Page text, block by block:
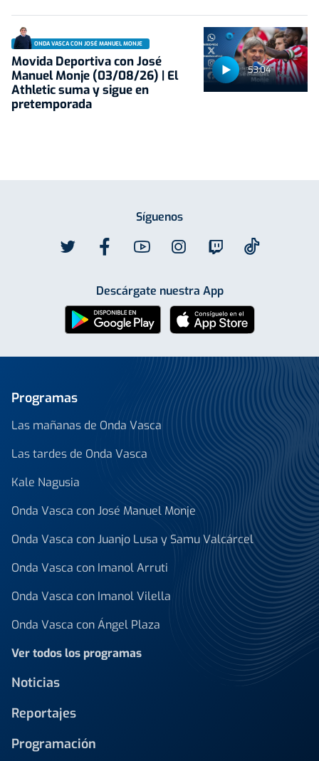
53:04
ONDA VASCA CON JOSÉ MANUEL MONJE
Movida Deportiva con José
Manuel Monje (03/08/26) | El
Athletic suma y sigue en
pretemporada
Síguenos
Descárgate nuestra App
Programas
Las mañanas de Onda Vasca
Las tardes de Onda Vasca
Kale Nagusia
Onda Vasca con José Manuel Monje
Onda Vasca con Juanjo Lusa y Samu Valcárcel
Onda Vasca con Imanol Arruti
Onda Vasca con Imanol Vilella
Onda Vasca con Ángel Plaza
Ver todos los programas
Noticias
Reportajes
Programación